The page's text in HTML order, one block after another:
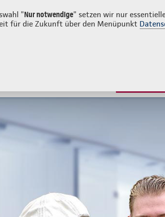
"Nur notwendige" setzen wir nur
für die Zukunft über den Menüpunkt
Login Kontakt